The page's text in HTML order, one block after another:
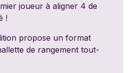
joueur à aligner 4 de
!
propose un format
de rangement tout-